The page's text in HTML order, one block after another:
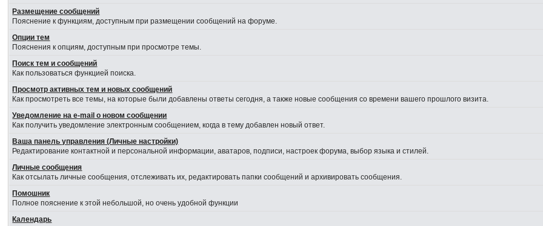
Размещение сообщений
Пояснение к функциям, доступным при размещении сообщений на форуме.
Опции тем
Пояснения к опциям, доступным при просмотре темы.
Поиск тем и сообщений
Как пользоваться функцией поиска.
Просмотр активных тем и новых сообщений
Как просмотреть все темы, на которые были добавлены ответы сегодня, а также новые сообщения со времени вашего прошлого визита.
Уведомление на е-mail о новом сообщении
Как получить уведомление электронным сообщением, когда в тему добавлен новый ответ.
Ваша панель управления (Личные настройки)
Редактирование контактной и персональной информации, аватаров, подписи, настроек форума, выбор языка и стилей.
Личные сообщения
Как отсылать личные сообщения, отслеживать их, редактировать папки сообщений и архивировать сообщения.
Помошник
Полное пояснение к этой небольшой, но очень удобной функции
Календарь